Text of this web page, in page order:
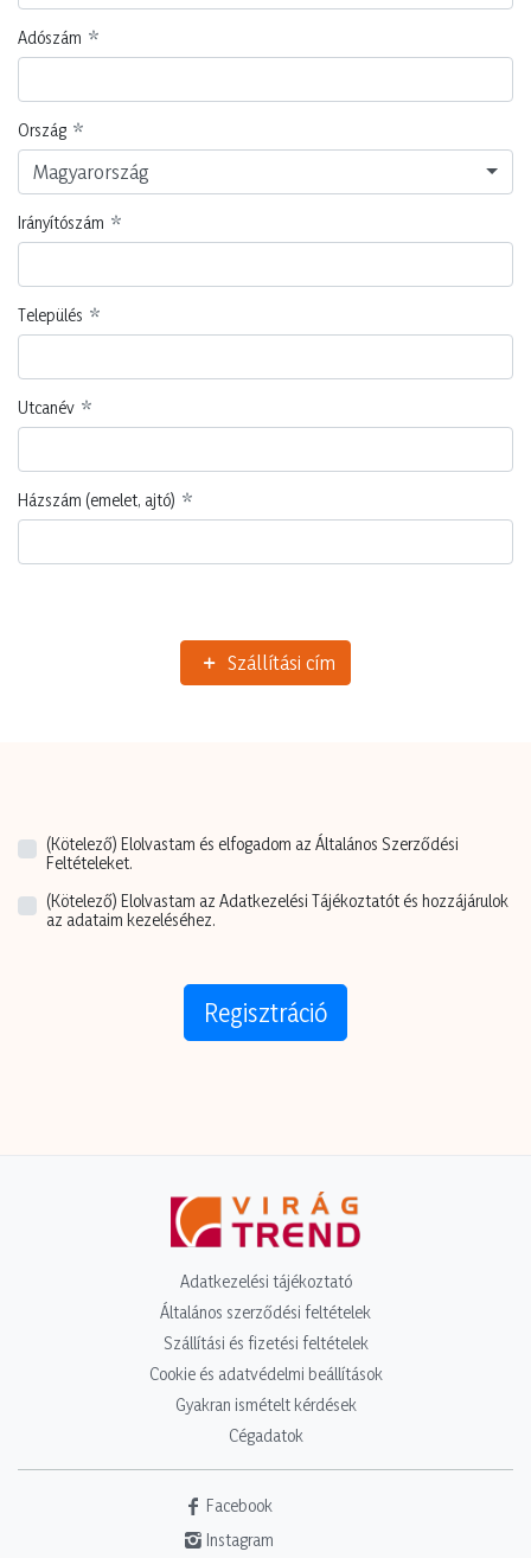
Adószám
Ország
Magyarország
Irányítószám
Település
Utcanév
Házszám (emelet, ajtó)
Szállítási cím
(Kötelező) Elolvastam és elfogadom az Általános Szerződési
Feltételeket.
(Kötelező) Elolvastam az Adatkezelési Tájékoztatót és hozzájárulok
az adataim kezeléséhez.
Regisztráció
Adatkezelési tájékoztató
Általános szerződési feltételek
Szállítási és fizetési feltételek
Cookie és adatvédelmi beállítások
Gyakran ismételt kérdések
Cégadatok
Facebook
Instagram